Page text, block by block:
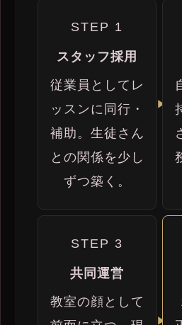
STEP 1
スタッフ採用
従業員としてレ
ッスンに同行・
補助。生徒さん
との関係を少し
ずつ築く。
STEP 3
共同運営
教室の顔として